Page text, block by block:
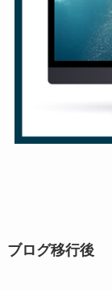
ブログ移行後